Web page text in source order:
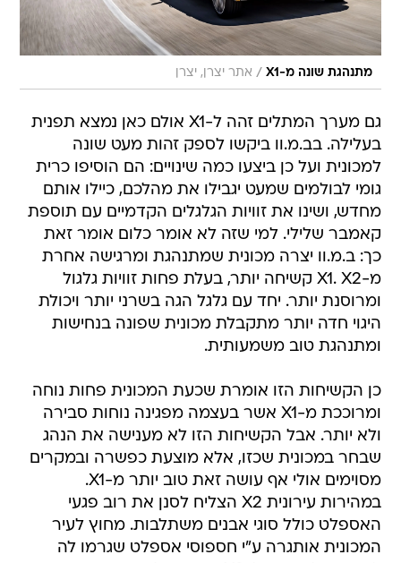
מתנהגת שונה מ-X1 / אתר יצרן, יצרן
גם מערך המתלים זהה ל-X1 אולם כאן נמצא תפנית
בעלילה. בב.מ.וו ביקשו לספק זהות מעט שונה
למכונית ועל כן ביצעו כמה שינויים: הם הוסיפו כרית
גומי לבולמים שמעט יגבילו את מהלכם, כיילו אותם
מחדש, ושינו את זוויות הגלגלים הקדמיים עם תוספת
קאמבר שלילי. למי שזה לא אומר כלום אומר זאת
כך: ב.מ.וו יצרה מכונית שמתנהגת ומרגישה אחרת
מ-X1. X2 קשיחה יותר, בעלת פחות זוויות גלגול
ומרוסנת יותר. יחד עם גלגל הגה בשרני יותר ויכולת
היגוי חדה יותר מתקבלת מכונית שפונה בנחישות
ומתנהגת טוב משמעותית.
כן הקשיחות הזו אומרת שכעת המכונית פחות נוחה
ומרוככת מ-X1 אשר בעצמה מפגינה נוחות סבירה
ולא יותר. אבל הקשיחות הזו לא מענישה את הנהג
שבחר במכונית שכזו, אלא מוצעת כפשרה ובמקרים
מסוימים אולי אף עושה זאת טוב יותר מ-X1.
במהירות עירונית X2 הצליח לסנן את רוב פגעי
האספלט כולל סוגי אבנים משתלבות. מחוץ לעיר
המכונית אותגרה ע"י חספוסי אספלט שגרמו לה